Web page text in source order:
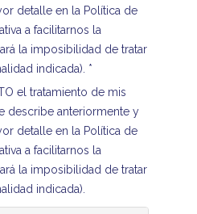
detalle en la Política de
a facilitarnos la
la imposibilidad de tratar
indicada). *
el tratamiento de mis
describe anteriormente y
detalle en la Política de
a facilitarnos la
la imposibilidad de tratar
indicada).